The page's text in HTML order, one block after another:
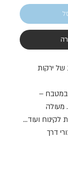
של ירקות
במטבח –
מעולה
לקינוח ועוד…
דרך